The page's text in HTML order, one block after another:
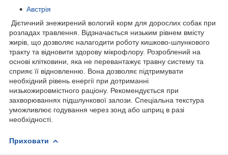
Австрія
Дієтичний знежирений вологий корм для дорослих собак при
розладах травлення. Відзначається низьким рівнем вмісту
жирів, що дозволяє налагодити роботу кишково-шлункового
тракту та відновити здорову мікрофлору. Розроблений на
основі клітковини, яка не перевантажує травну систему та
сприяє її відновленню. Вона дозволяє підтримувати
необхідний рівень енергії при дотриманні
низькожировмістного раціону. Рекомендується при
захворюваннях підшлункової залози. Спеціальна текстура
уможливлює годування через зонд або шприц в разі
необхідності.
Приховати